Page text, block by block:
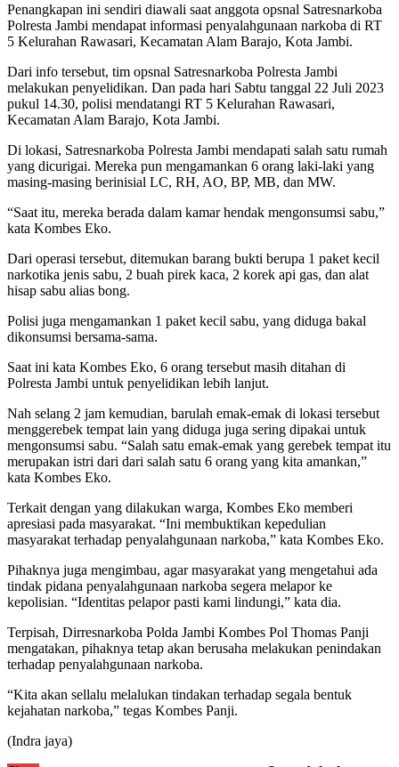
Penangkapan ini sendiri diawali saat anggota opsnal Satresnarkoba
Polresta Jambi mendapat informasi penyalahgunaan narkoba di RT
5 Kelurahan Rawasari, Kecamatan Alam Barajo, Kota Jambi.
Dari info tersebut, tim opsnal Satresnarkoba Polresta Jambi
melakukan penyelidikan. Dan pada hari Sabtu tanggal 22 Juli 2023
pukul 14.30, polisi mendatangi RT 5 Kelurahan Rawasari,
Kecamatan Alam Barajo, Kota Jambi.
Di lokasi, Satresnarkoba Polresta Jambi mendapati salah satu rumah
yang dicurigai. Mereka pun mengamankan 6 orang laki-laki yang
masing-masing berinisial LC, RH, AO, BP, MB, dan MW.
“Saat itu, mereka berada dalam kamar hendak mengonsumsi sabu,”
kata Kombes Eko.
Dari operasi tersebut, ditemukan barang bukti berupa 1 paket kecil
narkotika jenis sabu, 2 buah pirek kaca, 2 korek api gas, dan alat
hisap sabu alias bong.
Polisi juga mengamankan 1 paket kecil sabu, yang diduga bakal
dikonsumsi bersama-sama.
Saat ini kata Kombes Eko, 6 orang tersebut masih ditahan di
Polresta Jambi untuk penyelidikan lebih lanjut.
Nah selang 2 jam kemudian, barulah emak-emak di lokasi tersebut
menggerebek tempat lain yang diduga juga sering dipakai untuk
mengonsumsi sabu. “Salah satu emak-emak yang gerebek tempat itu
merupakan istri dari dari salah satu 6 orang yang kita amankan,”
kata Kombes Eko.
Terkait dengan yang dilakukan warga, Kombes Eko memberi
apresiasi pada masyarakat. “Ini membuktikan kepedulian
masyarakat terhadap penyalahgunaan narkoba,” kata Kombes Eko.
Pihaknya juga mengimbau, agar masyarakat yang mengetahui ada
tindak pidana penyalahgunaan narkoba segera melapor ke
kepolisian. “Identitas pelapor pasti kami lindungi,” kata dia.
Terpisah, Dirresnarkoba Polda Jambi Kombes Pol Thomas Panji
mengatakan, pihaknya tetap akan berusaha melakukan penindakan
terhadap penyalahgunaan narkoba.
“Kita akan sellalu melalukan tindakan terhadap segala bentuk
kejahatan narkoba,” tegas Kombes Panji.
(Indra jaya)